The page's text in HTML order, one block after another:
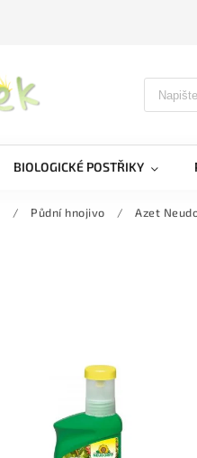
BIOLOGICKÉ POSTŘIKY
/ Půdní hnojivo / Azet